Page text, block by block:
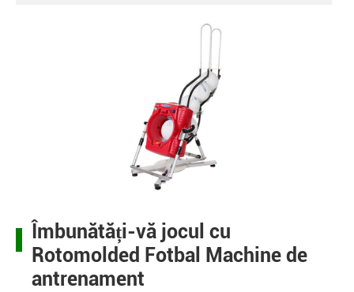
Îmbunătăți-vă jocul cu
Rotomolded Fotbal Machine de
antrenament